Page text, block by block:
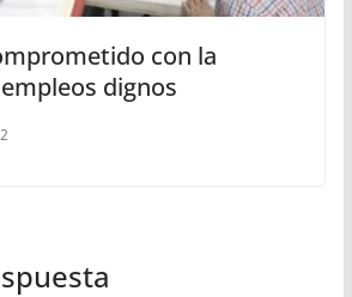
con la
dignos